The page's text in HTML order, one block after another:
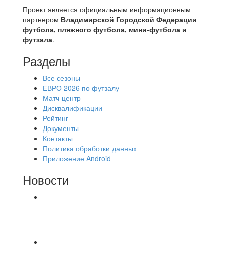
Проект является официальным информационным
партнером Владимирской Городской Федерации
футбола, пляжного футбола, мини-футбола и
футзала.
Разделы
Все сезоны
ЕВРО 2026 по футзалу
Матч-центр
Дисквалификации
Рейтинг
Документы
Контакты
Политика обработки данных
Приложение Android
Новости